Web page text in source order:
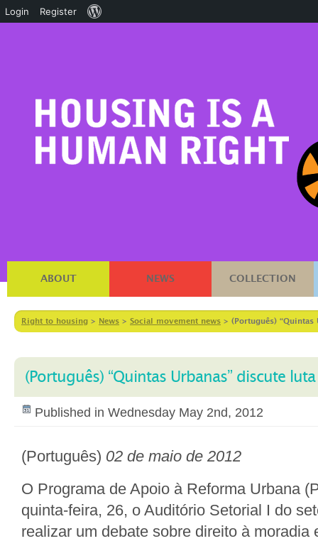
ABOUT NEWS COLLECTION
Right to housing > News > Social movement news > (Português) “Quintas
(Português) “Quintas Urbanas” discute
Published in Wednesday May 2nd, 2012
(Português) 02 de maio de 2012
O Programa de Apoio à Reforma Urbana
quinta-feira, 26, o Auditório Setorial I do
realizar um debate sobre direito à moradia
Login Register